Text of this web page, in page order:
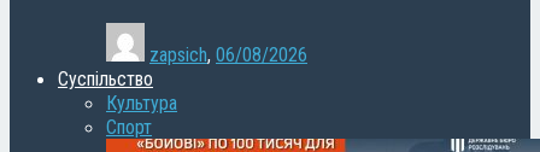
zapsich, 06/08/2026
Суспільство
Культура
Спорт